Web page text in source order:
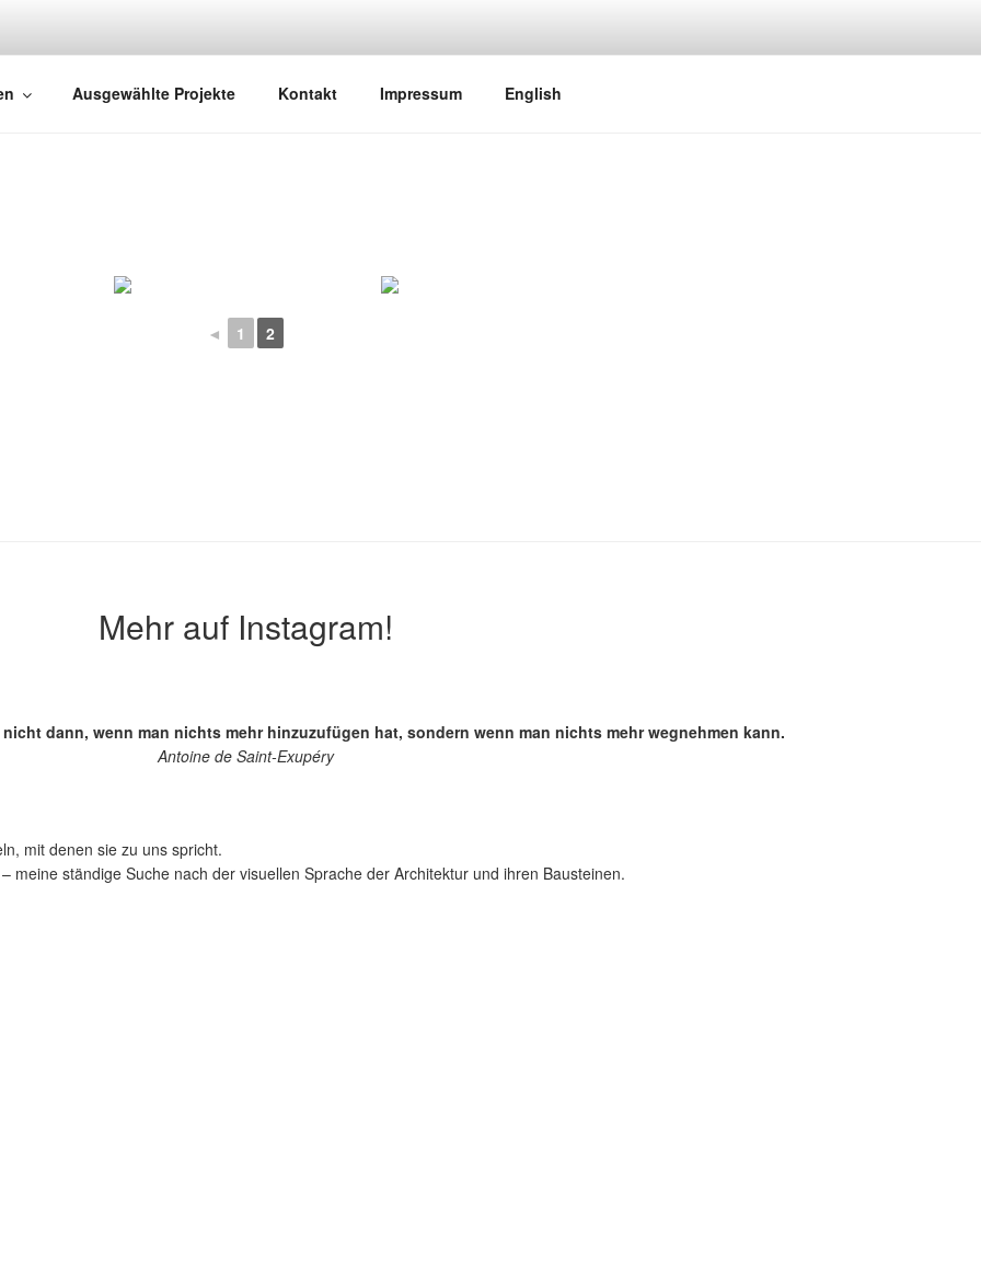
FOTOGRAFIE
und Sakralbauten
Ausgewählte Projekte Kontakt Impressum English
◄ 1 2
Mehr auf Instagram!
dann, wenn man nichts mehr hinzuzufügen hat, sondern wenn man nichts mehr wegnehmen kann.
Antoine de Saint-Exupéry
mit denen sie zu uns spricht.
– meine ständige Suche nach der visuellen Sprache der Architektur und ihren Bausteinen.